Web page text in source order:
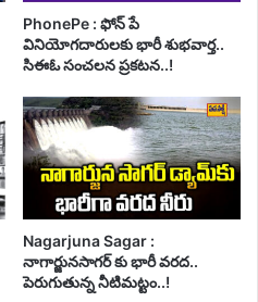
PhonePe : ఫోన్ పే
వినియోగదారులకు భారీ శుభవార్త..
సిఈఓ సంచలన ప్రకటన..!
Nagarjuna Sagar :
నాగార్జునసాగర్ కు భారీ వరద..
పెరుగుతున్న నీటిమట్టం..!